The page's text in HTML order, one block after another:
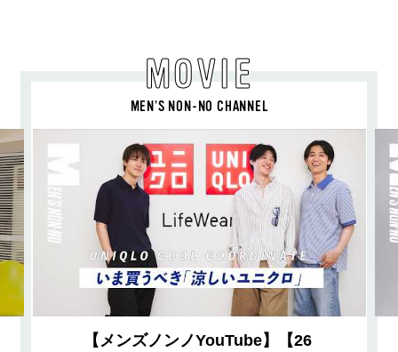
MOVIE
MEN’S NON-NO CHANNEL
【メンズノンノYouTube】【26